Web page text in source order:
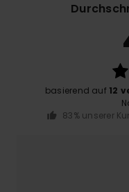
basierend auf 12
83% unserer